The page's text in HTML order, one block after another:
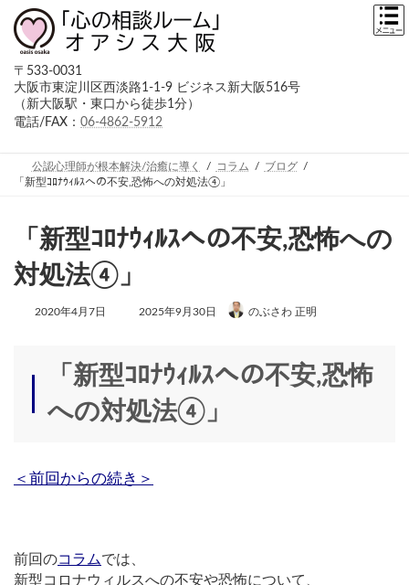
〒533-0031
大阪市東淀川区西淡路1-1-9 ビジネス新大阪516号
（新大阪駅・東口から徒歩1分）
電話/FAX： 06-4862-5912
公認心理師が根本解決/治癒に導く コラム
ブログ
「新型ｺﾛﾅｳｨﾙｽへの不安,恐怖への対処法④」
「新型ｺﾛﾅｳｨﾙｽへの不安,恐怖への
対処法④」
2020年4月7日
最
日
時
:
2025年9月30日 のぶさわ 正明
「新型ｺﾛﾅｳｨﾙｽへの不安,恐怖
への対処法④」
＜前回からの続き＞
前回のコラムでは、
新型コロナウィルスへの不安や恐怖について、